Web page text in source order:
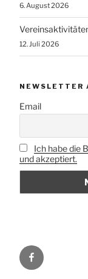
6. August 2026
12. Juli 2026
NEWSLETTER
Email
Ich habe die
und akzeptiert.
Vorbei
e.V.